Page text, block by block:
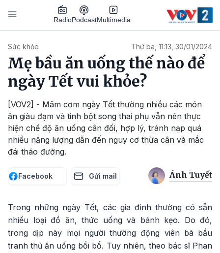
Nhảy đến nội dung
RadioPodcastMultimedia
Sức khỏe Thứ ba, 11:13, 30/01/2024
Mẹ bầu ăn uống thế nào để
ngày Tết vui khỏe?
[VOV2] - Mâm cơm ngày Tết thường nhiều các món
ăn giàu đạm và tinh bột song thai phụ vẫn nên thực
hiện chế độ ăn uống cân đối, hợp lý, tránh nạp quá
nhiều năng lượng dẫn đến nguy cơ thừa cân và mắc
đái tháo đường.
Facebook Gửi mail Ánh Tuyết
Trong những ngày Tết, các gia đình thường có sẵn
nhiều loại đồ ăn, thức uống và bánh kẹo. Do đó,
trong dịp này mọi người thường động viên bà bầu
tranh thủ ăn uống bồi bổ. Tuy nhiên, theo bác sĩ Phan